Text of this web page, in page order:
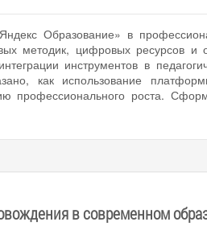
Образование» в
методик, цифровых ресурсов и
инструментов в
как использование
профессионального роста.
в современном